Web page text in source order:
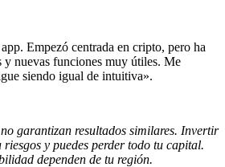
Empezó centrada en cripto, pero ha
y nuevas funciones muy útiles. Me
siendo igual de intuitiva».
garantizan resultados similares. Invertir
y puedes perder todo tu capital.
dependen de tu región.